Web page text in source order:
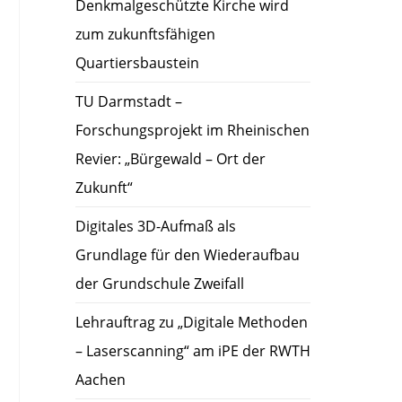
Denkmalgeschützte Kirche wird
zum zukunftsfähigen
Quartiersbaustein
TU Darmstadt –
Forschungsprojekt im Rheinischen
Revier: „Bürgewald – Ort der
Zukunft“
Digitales 3D-Aufmaß als
Grundlage für den Wiederaufbau
der Grundschule Zweifall
Lehrauftrag zu „Digitale Methoden
– Laserscanning“ am iPE der RWTH
Aachen